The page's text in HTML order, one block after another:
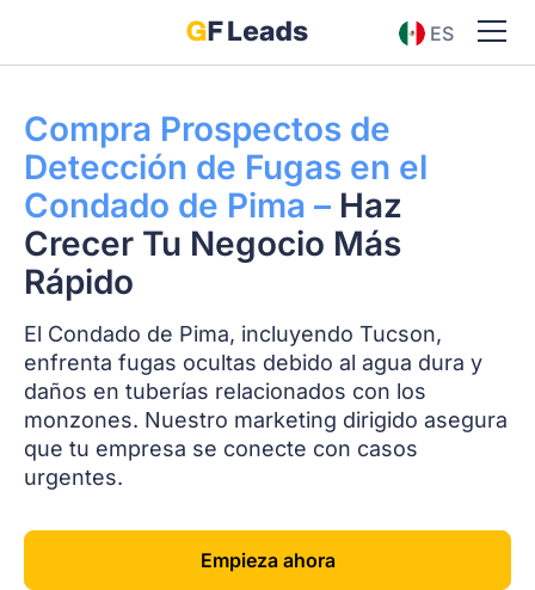
ES
Compra Prospectos de
Detección de Fugas en el
Condado de Pima – Haz
Crecer Tu Negocio Más
Rápido
El Condado de Pima, incluyendo Tucson,
enfrenta fugas ocultas debido al agua dura y
daños en tuberías relacionados con los
monzones. Nuestro marketing dirigido asegura
que tu empresa se conecte con casos
urgentes.
Empieza ahora